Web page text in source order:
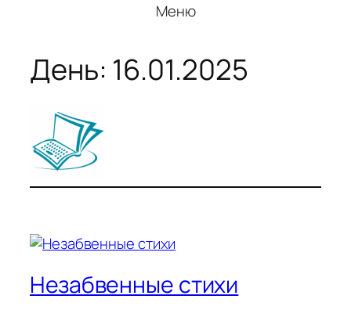
Меню
День: 16.01.2025
Незабвенные стихи